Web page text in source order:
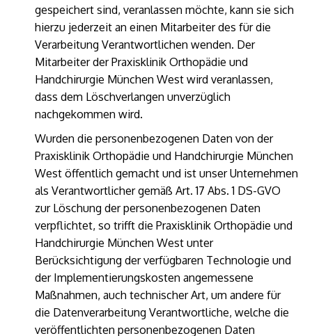
gespeichert sind, veranlassen möchte, kann sie sich
hierzu jederzeit an einen Mitarbeiter des für die
Verarbeitung Verantwortlichen wenden. Der
Mitarbeiter der Praxisklinik Orthopädie und
Handchirurgie München West wird veranlassen,
dass dem Löschverlangen unverzüglich
nachgekommen wird.
Wurden die personenbezogenen Daten von der
Praxisklinik Orthopädie und Handchirurgie München
West öffentlich gemacht und ist unser Unternehmen
als Verantwortlicher gemäß Art. 17 Abs. 1 DS-GVO
zur Löschung der personenbezogenen Daten
verpflichtet, so trifft die Praxisklinik Orthopädie und
Handchirurgie München West unter
Berücksichtigung der verfügbaren Technologie und
der Implementierungskosten angemessene
Maßnahmen, auch technischer Art, um andere für
die Datenverarbeitung Verantwortliche, welche die
veröffentlichten personenbezogenen Daten